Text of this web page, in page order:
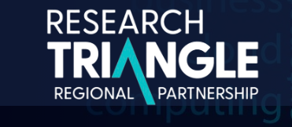
콘텐츠로 건너뛰기